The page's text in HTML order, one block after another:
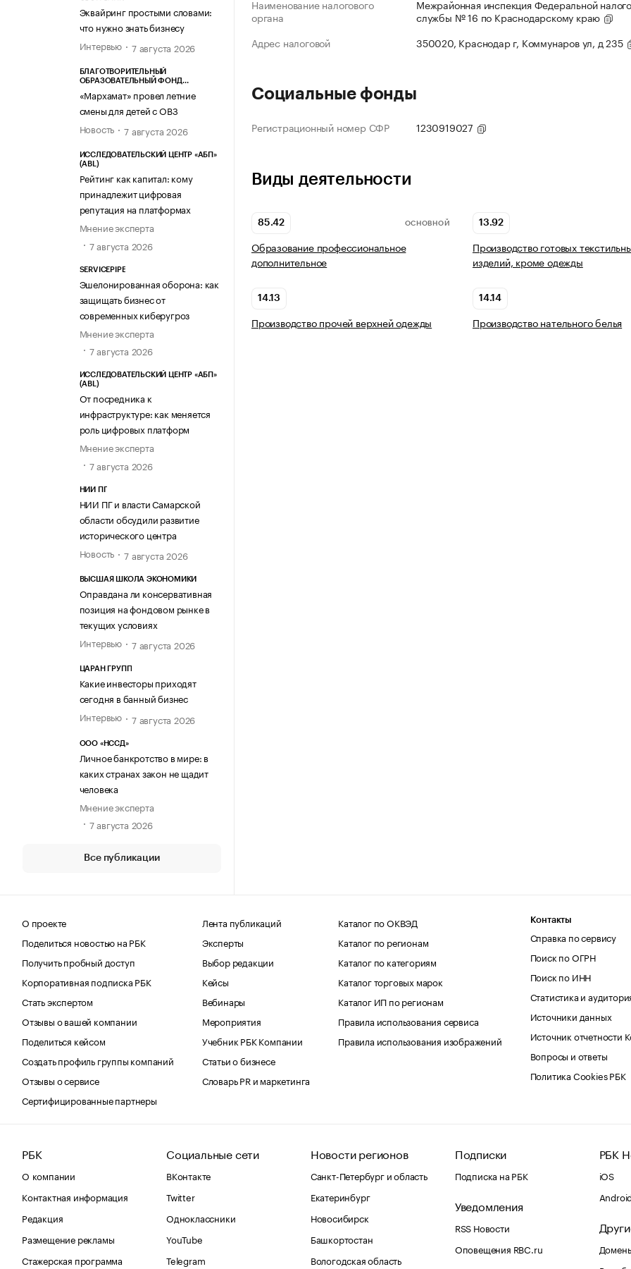
Эквайринг простыми словами:
что нужно знать бизнесу
Интервью
7 августа 2026
БЛАГОТВОРИТЕЛЬНЫЙ
ОБРАЗОВАТЕЛЬНЫЙ ФОНД
«Мархамат» провел летние
смены для детей с ОВЗ
Новость
7 августа 2026
ИССЛЕДОВАТЕЛЬСКИЙ ЦЕНТР «АБП»
(ABL)
Рейтинг как капитал: кому
принадлежит цифровая
репутация на платформах
Мнение эксперта
7 августа 2026
SERVICEPIPE
Эшелонированная оборона: как
защищать бизнес от
современных киберугроз
Мнение эксперта
7 августа 2026
ИССЛЕДОВАТЕЛЬСКИЙ ЦЕНТР «АБП»
(ABL)
От посредника к
инфраструктуре: как меняется
роль цифровых платформ
Мнение эксперта
7 августа 2026
НИИ ПГ
НИИ ПГ и власти Самарской
области обсудили развитие
исторического центра
Новость
7 августа 2026
ВЫСШАЯ ШКОЛА ЭКОНОМИКИ
Оправдана ли консервативная
позиция на фондовом рынке в
текущих условиях
Интервью
7 августа 2026
ЦАРАН ГРУПП
Какие инвесторы приходят
сегодня в банный бизнес
Интервью
7 августа 2026
ООО «НССД»
Личное банкротство в мире: в
каких странах закон не щадит
человека
Мнение эксперта
7 августа 2026
Все публикации
Наименование налогового
органа
Межрайонная инспекция Федеральной
службы № 16 по Краснодарскому краю
Адрес налоговой
350020, Краснодар г, Коммунаров ул, д 235
Социальные фонды
Регистрационный номер СФР 1230919027
Виды деятельности
85.42 ОСНОВНОЙ
Образование профессиональное
дополнительное
13.92
Производство готовых
изделий, кроме одежды
14.13
Производство прочей верхней одежды
14.14
Производство нательного белья
О проекте
Поделиться новостью на РБК
Получить пробный доступ
Корпоративная подписка РБК
Стать экспертом
Отзывы о вашей компании
Поделиться кейсом
Создать профиль группы компаний
Отзывы о сервисе
Сертифицированные партнеры
Лента публикаций
Эксперты
Выбор редакции
Кейсы
Вебинары
Мероприятия
Учебник РБК Компании
Статьи о бизнесе
Словарь PR и маркетинга
Каталог по ОКВЭД
Каталог по регионам
Каталог по категориям
Каталог торговых марок
Каталог ИП по регионам
Правила использования сервиса
Правила использования изображений
Контакты
Справка по сервису
Поиск по ОГРН
Поиск по ИНН
Статистика и
Источники данных
Источник отчетности
Вопросы и ответы
Политика Cookies РБК
РБК
О компании
Контактная информация
Редакция
Размещение рекламы
Стажерская программа
Социальные сети
ВКонтакте
Twitter
Одноклассники
YouTube
Telegram
Новости регионов
Санкт-Петербург и область
Екатеринбург
Новосибирск
Башкортостан
Вологодская область
Подписки
Подписка на РБК
Уведомления
RSS Новости
Оповещения RBC.ru
РБК
iOS